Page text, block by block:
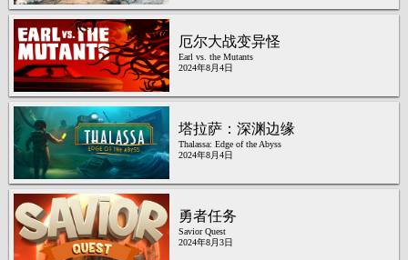
厄尔大战变异怪
Earl vs. the Mutants
2024年8月4日
塔拉萨：深渊边缘
Thalassa: Edge of the Abyss
2024年8月4日
勇者任务
Savior Quest
2024年8月3日